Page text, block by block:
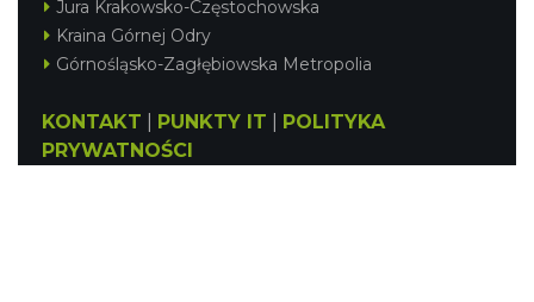
Jura Krakowsko-Częstochowska
Kraina Górnej Odry
Górnośląsko-Zagłębiowska Metropolia
KONTAKT PUNKTY IT
POLITYKA
PRYWATNOŚCI